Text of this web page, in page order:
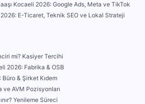
Kocaeli 2026: Google Ads, Meta ve TikTok
2026: E-Ticaret, Teknik SEO ve Lokal Strateji
mi? Kasiyer Tercihi
2026: Fabrika & OSB
& Şirket Kıdem
ve AVM Pozisyonları
Yenileme Süreci